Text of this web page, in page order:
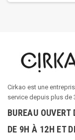
Cirkao est une
service depuis plus de
BUREAU OUVERT
DE 9H À 12H ET